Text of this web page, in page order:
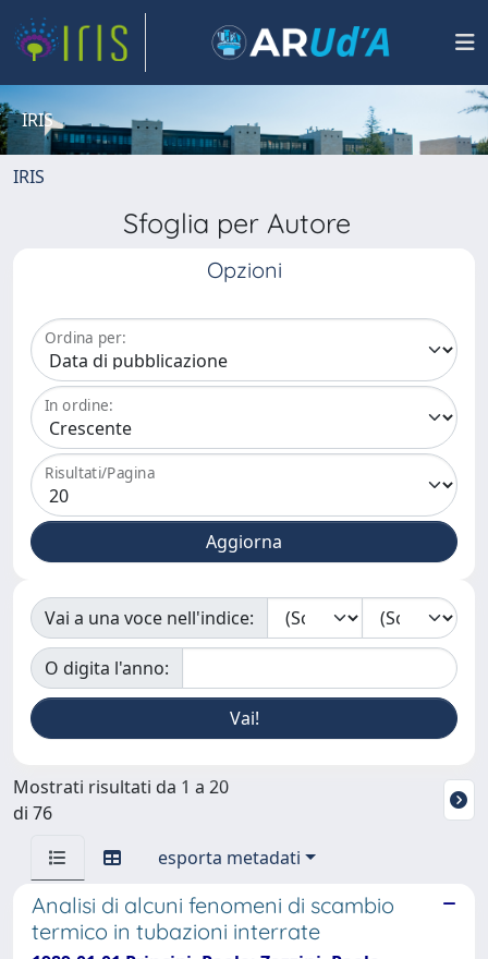
IRIS
IRIS
Sfoglia per Autore
Opzioni
Ordina per:
In ordine:
Risultati/Pagina
Vai a una voce nell'indice:
O digita l'anno:
Mostrati risultati da 1 a 20
di 76
esporta metadati
Analisi di alcuni fenomeni di scambio
termico in tubazioni interrate